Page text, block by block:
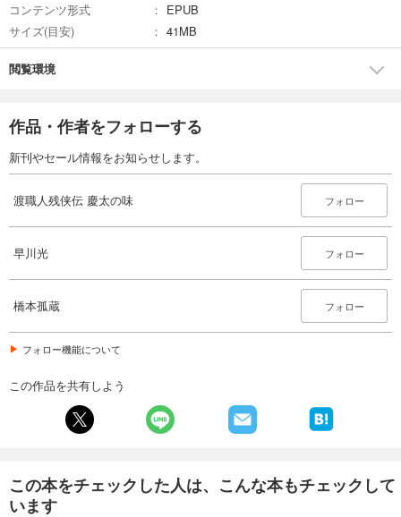
コンテンツ形式
EPUB
サイズ(目安)
41MB
閲覧環境
作品・作者をフォローする
新刊やセール情報をお知らせします。
渡職人残侠伝 慶太の味 フォロー
早川光 フォロー
橋本孤蔵 フォロー
フォロー機能について
この作品を共有しよう
この本をチェックした人は、こんな本もチェックして
います